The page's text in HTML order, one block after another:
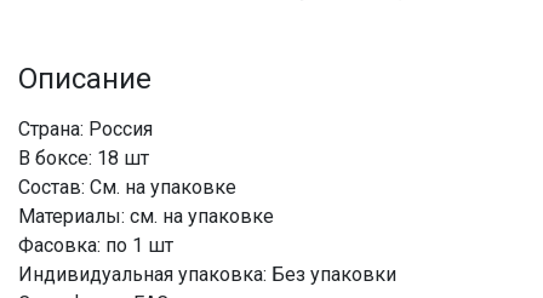
Описание
Страна: Россия
В боксе: 18 шт
Состав: См. на упаковке
Материалы: см. на упаковке
Фасовка: по 1 шт
Индивидуальная упаковка: Без упаковки